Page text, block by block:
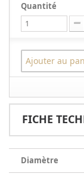
Quantité
Ajouter au
FICHE
Diamètre